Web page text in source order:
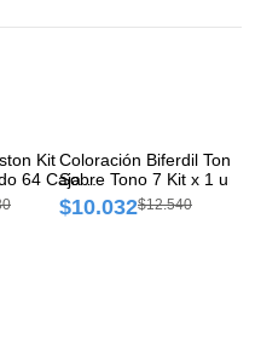
Kit
64 Caja x
Coloración Biferdil Tono
Sobre Tono 7 Kit x 1 und
$10.032$12.540